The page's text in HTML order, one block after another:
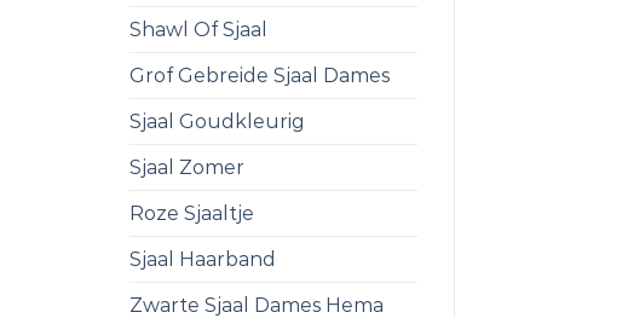
Shawl Of Sjaal
Grof Gebreide Sjaal Dames
Sjaal Goudkleurig
Sjaal Zomer
Roze Sjaaltje
Sjaal Haarband
Zwarte Sjaal Dames Hema